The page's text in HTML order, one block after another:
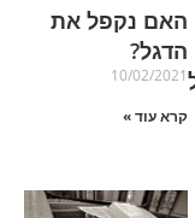
האם נקפל את
הדגל?
10/02/2021
קרא עוד »